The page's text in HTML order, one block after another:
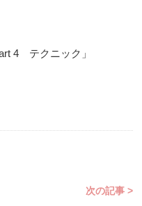
4 テクニック」
次の記事 >